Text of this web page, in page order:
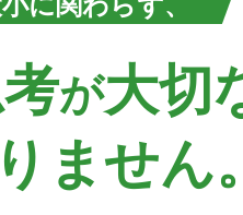
が大切
ません